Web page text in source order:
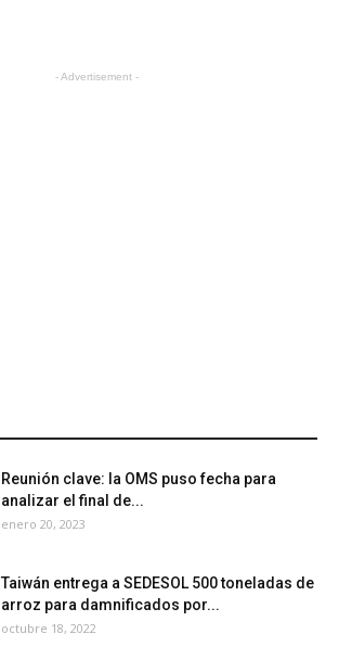
- Advertisement -
Reunión clave: la OMS puso fecha para
analizar el final de...
enero 20, 2023
Taiwán entrega a SEDESOL 500 toneladas de
arroz para damnificados por...
octubre 18, 2022